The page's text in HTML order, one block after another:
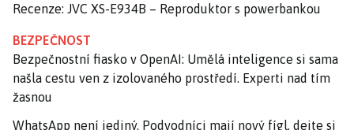
Recenze: JVC XS-E934B – Reproduktor s powerbankou
BEZPEČNOST
Bezpečnostní fiasko v OpenAI: Umělá inteligence si sama
našla cestu ven z izolovaného prostředí. Experti nad tím
žasnou
WhatsApp není jediný. Podvodníci mají nový fígl, dejte si